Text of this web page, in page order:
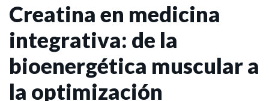
Creatina en medicina
integrativa: de la
bioenergética muscular a
la optimización